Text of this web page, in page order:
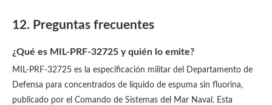
12. Preguntas frecuentes
¿Qué es MIL-PRF-32725 y quién lo emite?
MIL-PRF-32725 es la especificación militar del Departamento de
Defensa para concentrados de líquido de espuma sin fluorina,
publicado por el Comando de Sistemas del Mar Naval. Esta